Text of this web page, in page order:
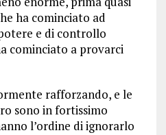
ha cominciato ad
e di controllo
cominciato a provarci
rafforzando, e le
sono in fortissimo
l’ordine di ignorarlo